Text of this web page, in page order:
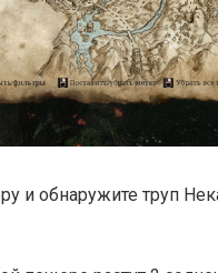
и обнаружите труп